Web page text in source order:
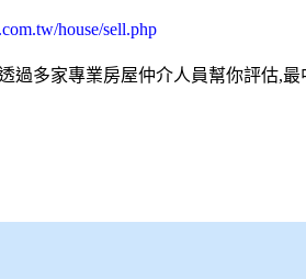
house/sell.php
過多家專業房屋仲介人員幫你評估,